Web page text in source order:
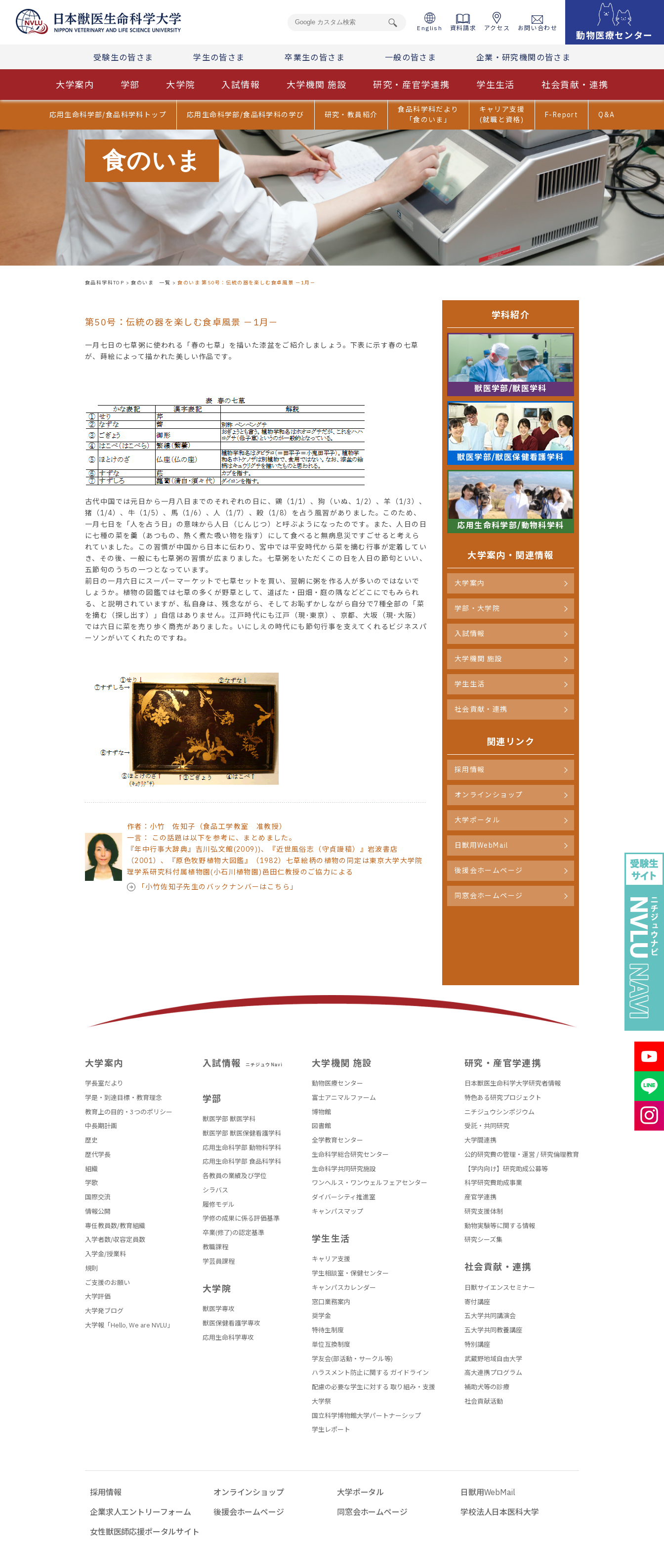
English 資料請求 アクセス お問い合わせ
動物医療センター
受験生の皆さま 学生の皆さま 卒業生の皆さま 一般の皆さま 企業・研究機関の皆さま
大学案内 学部 大学院 入試情報 大学機関 施設 研究・産官学連携 学生生活 社会貢献・連携
食のいま
応用生命科学部/食品科学科トップ 応用生命科学部/食品科学科の学び 研究・教員紹介
食品科学科だより
「食のいま」
キャリア支援
(就職と資格)
F-Report Q&A
食品科学科TOP >食のいま 一覧 >食のいま 第50号：伝統の器を楽しむ食卓風景 －1月－
第50号：伝統の器を楽しむ食卓風景 －1月－
一月七日の七草粥に使われる「春の七草」を描いた漆盆をご紹介しましょう。下表に示す春の七草
が、蒔絵によって描かれた美しい作品です。
古代中国では元日から一月八日までのそれぞれの日に、鶏（1/1）、狗（いぬ、1/2）、羊（1/3）、
猪（1/4）、牛（1/5）、馬（1/6）、人（1/7）、穀（1/8）を占う風習がありました。このため、
一月七日を「人を占う日」の意味から人日（じんじつ）と呼ぶようになったのです。また、人日の日
に七種の菜を羹（あつもの、熱く煮た吸い物を指す）にして食べると無病息災ですごせると考えら
れていました。この習慣が中国から日本に伝わり、宮中では平安時代から菜を摘む行事が定着してい
き、その後、一般にも七草粥の習慣が広まりました。七草粥をいただくこの日を人日の節句といい、
五節句のうちの一つとなっています。
前日の一月六日にスーパーマーケットで七草セットを買い、翌朝に粥を作る人が多いのではないで
しょうか。植物の図鑑では七草の多くが野草として、道ばた・田畑・庭の隅などどこにでもみられ
る、と説明されていますが、私自身は、残念ながら、そしてお恥ずかしながら自分で7種全部の「菜
を摘む（探し出す）」自信はありません。江戸時代にも江戸（現･東京）、京都、大坂（現･大阪）
では六日に菜を売り歩く商売がありました。いにしえの時代にも節句行事を支えてくれるビジネスパ
ーソンがいてくれたのですね。
作者：小竹 佐知子（食品工学教室 准教授）
一言： この話題は以下を参考に、まとめました。
『年中行事大辞典』吉川弘文館(2009))、『近世風俗志（守貞謾稿）』岩波書店
（2001）、『原色牧野植物大図鑑』（1982）七草絵柄の植物の同定は東京大学大学院
理学系研究科付属植物園(小石川植物園)邑田仁教授のご協力による
「小竹佐知子先生のバックナンバーはこちら」
学科紹介
獣医学部/獣医学科
獣医学部/獣医保健看護学科
応用生命科学部/動物科学科
大学案内・関連情報
大学案内
学部・大学院
入試情報
大学機関 施設
学生生活
社会貢献・連携
関連リンク
採用情報
オンラインショップ
大学ポータル
日獣用WebMail
後援会ホームページ
同窓会ホームページ
大学案内
学長室だより
学是・到達目標・教育理念
教育上の目的・3つのポリシー
中長期計画
歴史
歴代学長
組織
学歌
国際交流
情報公開
専任教員数/教育組織
入学者数/収容定員数
入学金/授業料
規則
ご支援のお願い
大学評価
大学発ブログ
大学報「Hello, We are NVLU」
入試情報 ニチジュウNavi
学部
獣医学部 獣医学科
獣医学部 獣医保健看護学科
応用生命科学部 動物科学科
応用生命科学部 食品科学科
各教員の業績及び学位
シラバス
履修モデル
学修の成果に係る評価基準
卒業(修了)の認定基準
教職課程
学芸員課程
大学院
獣医学専攻
獣医保健看護学専攻
応用生命科学専攻
大学機関 施設
動物医療センター
富士アニマルファーム
博物館
図書館
全学教育センター
生命科学総合研究センター
生命科学共同研究施設
ワンヘルス・ワンウェルフェアセンター
ダイバーシティ推進室
キャンパスマップ
学生生活
キャリア支援
学生相談室・保健センター
キャンパスカレンダー
窓口業務案内
奨学金
特待生制度
単位互換制度
学友会(部活動・サークル等)
ハラスメント防止に関する ガイドライン
配慮の必要な学生に対する 取り組み・支援
大学祭
国立科学博物館大学パートナーシップ
学生レポート
研究・産官学連携
日本獣医生命科学大学研究者情報
特色ある研究プロジェクト
ニチジュウシンポジウム
受託・共同研究
大学間連携
公的研究費の管理・運営 / 研究倫理教育
【学内向け】研究助成公募等
科学研究費助成事業
産官学連携
研究支援体制
動物実験等に関する情報
研究シーズ集
社会貢献・連携
日獣サイエンスセミナー
寄付講座
五大学共同講演会
五大学共同教養講座
特別講座
武蔵野地域自由大学
高大連携プログラム
補助犬等の診療
社会貢献活動
採用情報 オンラインショップ 大学ポータル
日獣用WebMail
企業求人エントリーフォーム
後援会ホームページ 同窓会ホームページ
学校法人日本医科大学
女性獣医師応援ポータルサイト